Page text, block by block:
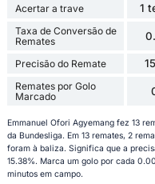
Acertar a trave 1
Taxa de Conversão de
Remates
Precisão do Remate
Remates por Golo
Marcado
Emmanuel Ofori Agyemang fez 13
da Bundesliga. Em 13 remates, 2
foram à baliza. Significa que a
15.38%. Marca um golo por cada
minutos em campo.